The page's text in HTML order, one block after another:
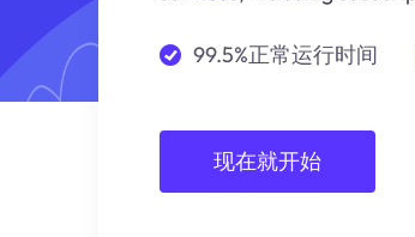
99.5%正常运行时间
现在就开始